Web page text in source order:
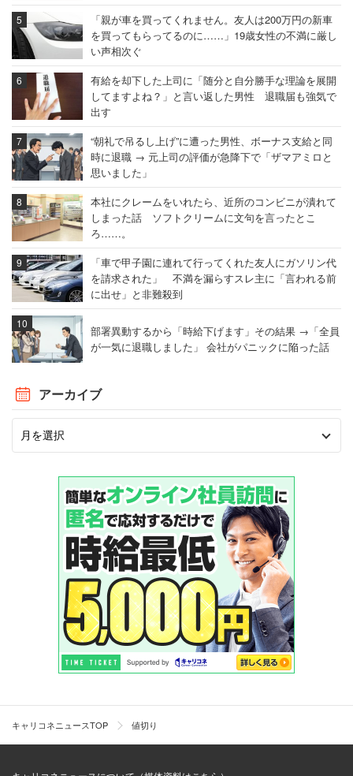
「親が車を買ってくれません。友人は200万円の新車
を買ってもらってるのに……」19歳女性の不満に厳し
い声相次ぐ
有給を却下した上司に「随分と自分勝手な理論を展開
してますよね？」と言い返した男性 退職届も強気で
出す
“朝礼で吊るし上げ”に遭った男性、ボーナス支給と同
時に退職 → 元上司の評価が急降下で「ザマアミロと
思いました」
本社にクレームをいれたら、近所のコンビニが潰れて
しまった話 ソフトクリームに文句を言ったとこ
ろ……。
「車で甲子園に連れて行ってくれた友人にガソリン代
を請求された」 不満を漏らすスレ主に「言われる前
に出せ」と非難殺到
部署異動するから「時給下げます」その結果 →「全員
が一気に退職しました」 会社がパニックに陥った話
アーカイブ
キャリコネニュースTOP 値切り